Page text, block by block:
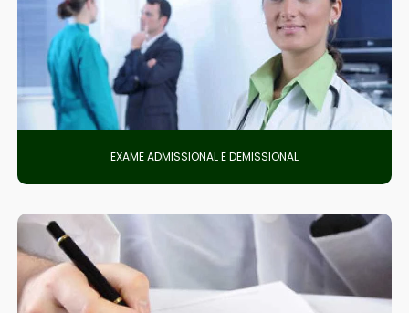
EXAME ADMISSIONAL E DEMISSIONAL